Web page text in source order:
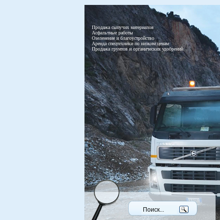
Продажа сыпучих материалов
Асфальтные работы
Озеленение и благоустройство
Аренда спецтехники по низким ценам
Продажа грунтов и органических удобрений